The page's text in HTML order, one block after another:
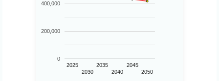
2025
2030
2035
2040
2045
2050
0
200,000
400,000